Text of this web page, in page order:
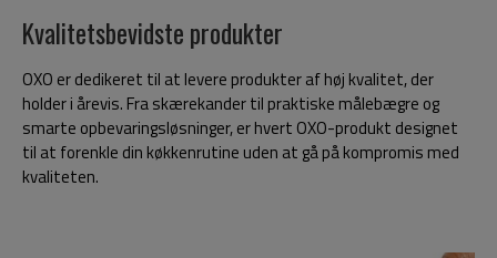
Kvalitetsbevidste produkter
OXO er dedikeret til at levere produkter af høj kvalitet, der
holder i årevis. Fra skærekander til praktiske målebægre og
smarte opbevaringsløsninger, er hvert OXO-produkt designet
til at forenkle din køkkenrutine uden at gå på kompromis med
kvaliteten.